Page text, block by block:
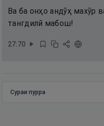
Ва ба онҳо андӯҳ махӯр
тангдилӣ мабош!
27:70
Сураи пурра